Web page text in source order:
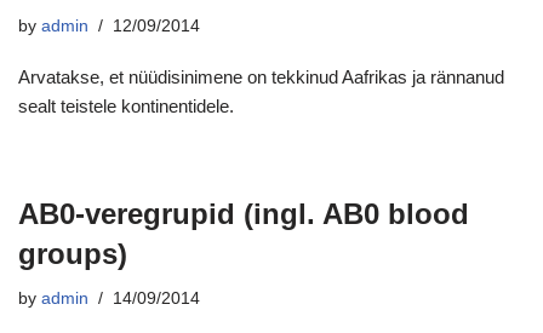
by admin 12/09/2014
Arvatakse, et nüüdisinimene on tekkinud Aafrikas ja rännanud
sealt teistele kontinentidele.
AB0-veregrupid (ingl. AB0 blood
groups)
by admin 14/09/2014